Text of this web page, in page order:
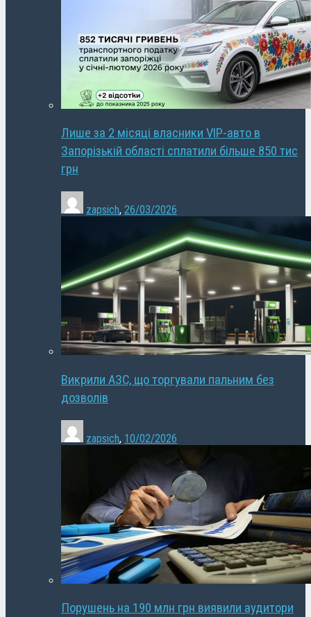
Лише за 2 місяці власники VIP-авто в
Запорізькій області сплатили більше 850 тис
грн
zapsich, 26/03/2026
Викрили АЗС, що торгували пальним без
дозволів
zapsich, 10/02/2026
Порушень на 190 млн грн виявили аудитори